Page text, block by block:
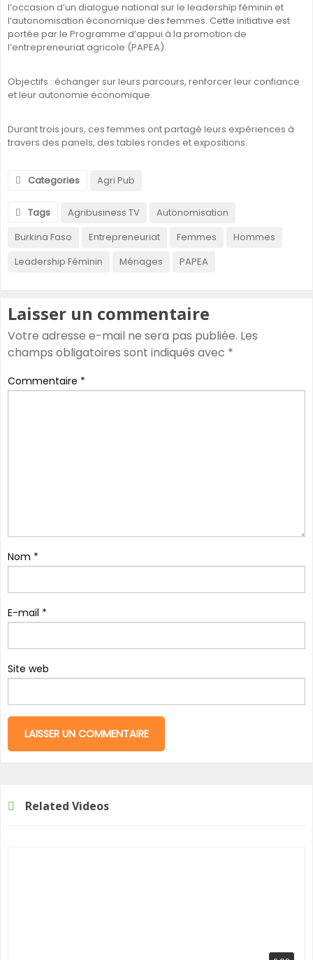
l’occasion d’un dialogue national sur le leadership féminin et
l’autonomisation économique des femmes. Cette initiative est
portée par le Programme d’appui à la promotion de
l’entrepreneuriat agricole (PAPEA).
Objectifs : échanger sur leurs parcours, renforcer leur confiance
et leur autonomie économique.
Durant trois jours, ces femmes ont partagé leurs expériences à
travers des panels, des tables rondes et expositions.
Categories Agri Pub
Tags Agribusiness TV
Autonomisation
Burkina Faso
Entrepreneuriat Femmes
Hommes
Leadership Féminin
Ménages PAPEA
Laisser un commentaire
Votre adresse e-mail ne sera pas publiée. Les
champs obligatoires sont indiqués avec *
Commentaire *
Nom *
E-mail *
Site web
Related Videos